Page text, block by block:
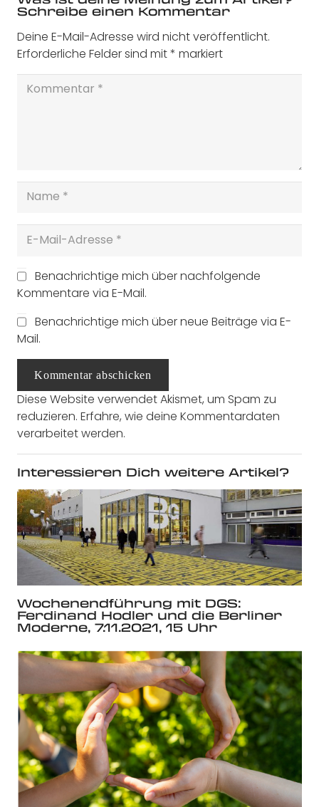
Schreibe einen Kommentar
Deine E-Mail-Adresse wird nicht veröffentlicht.
Erforderliche Felder sind mit* markiert
Benachrichtige mich über nachfolgende
Kommentare via E-Mail.
Benachrichtige mich über neue Beiträge via E-
Mail.
Kommentar abschicken
Diese Website verwendet Akismet, um Spam zu
reduzieren. Erfahre, wie deine Kommentardaten
verarbeitet werden.
Interessieren Dich weitere Artikel?
Wochenendführung mit DGS:
Ferdinand Hodler und die Berliner
Moderne, 7.11.2021, 15 Uhr